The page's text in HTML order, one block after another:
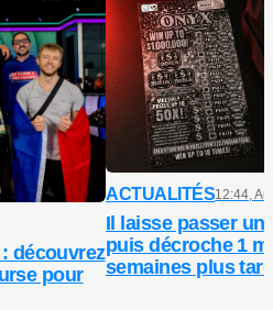
découvrez
pour
ACTUALITÉS12:44,
Il laisse passer un
puis décroche 1
semaines plus